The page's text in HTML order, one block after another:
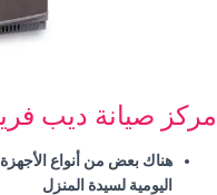
مركز صيانة ديب
هناك بعض من أنواع
اليومية لسيدة المنزل